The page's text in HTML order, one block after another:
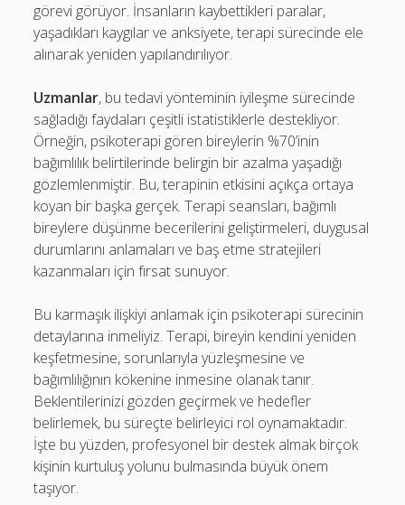
görevi görüyor. İnsanların kaybettikleri paralar,
yaşadıkları kaygılar ve anksiyete, terapi sürecinde ele
alınarak yeniden yapılandırılıyor.
Uzmanlar, bu tedavi yönteminin iyileşme sürecinde
sağladığı faydaları çeşitli istatistiklerle destekliyor.
Örneğin, psikoterapi gören bireylerin %70’inin
bağımlılık belirtilerinde belirgin bir azalma yaşadığı
gözlemlenmiştir. Bu, terapinin etkisini açıkça ortaya
koyan bir başka gerçek. Terapi seansları, bağımlı
bireylere düşünme becerilerini geliştirmeleri, duygusal
durumlarını anlamaları ve baş etme stratejileri
kazanmaları için fırsat sunuyor.
Bu karmaşık ilişkiyi anlamak için psikoterapi sürecinin
detaylarına inmeliyiz. Terapi, bireyin kendini yeniden
keşfetmesine, sorunlarıyla yüzleşmesine ve
bağımlılığının kökenine inmesine olanak tanır.
Beklentilerinizi gözden geçirmek ve hedefler
belirlemek, bu süreçte belirleyici rol oynamaktadır.
İşte bu yüzden, profesyonel bir destek almak birçok
kişinin kurtuluş yolunu bulmasında büyük önem
taşıyor.